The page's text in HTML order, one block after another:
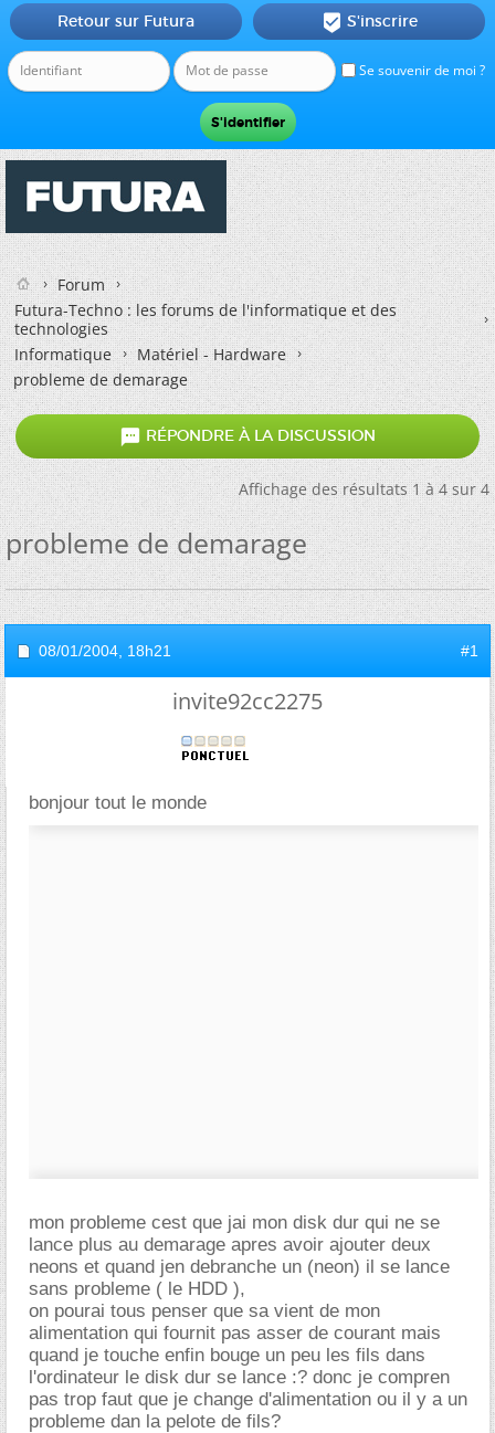
Se souvenir de moi ?
Retour sur Futura  S'inscrire
Forum
Futura-Techno : les forums de l'informatique et des
technologies
Informatique
Matériel - Hardware
probleme de demarage
 RÉPONDRE À LA DISCUSSION
Affichage des résultats 1 à 4 sur 4
probleme de demarage
08/01/2004, 18h21 #1
invite92cc2275
bonjour tout le monde
mon probleme cest que jai mon disk dur qui ne se
lance plus au demarage apres avoir ajouter deux
neons et quand jen debranche un (neon) il se lance
sans probleme ( le HDD ),
on pourai tous penser que sa vient de mon
alimentation qui fournit pas asser de courant mais
quand je touche enfin bouge un peu les fils dans
l'ordinateur le disk dur se lance :? donc je compren
pas trop faut que je change d'alimentation ou il y a un
probleme dan la pelote de fils?